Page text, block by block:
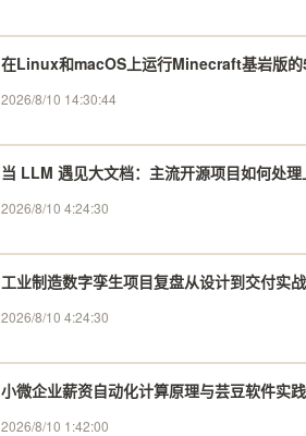
在Linux和macOS上运行Minecraft基岩版的
2026/8/10 14:30:44
当 LLM 遇见大文档：主流开源项目如何处
2026/8/10 4:24:30
工业制造数字孪生项目复盘从设计到交付实战
2026/8/10 4:24:30
小微企业薪资自动化计算原理与芸豆软件实践
2026/8/10 1:42:00